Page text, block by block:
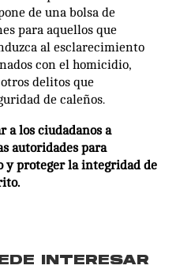
de una bolsa de
para aquellos que
al esclarecimiento
con el homicidio,
delitos que
de caleños.
a los ciudadanos a
autoridades para
y proteger la integridad de
INTERESAR